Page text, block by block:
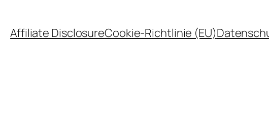
Affiliate DisclosureCookie-Richtlinie (EU)